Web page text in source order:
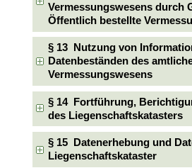
Vermessungswesens durch
Öffentlich bestellte
§ 13 Nutzung von
Datenbeständen des
Vermessungswesens
§ 14 Fortführung,
des Liegenschaftskatasters
§ 15 Datenerhebung und
Liegenschaftskataster